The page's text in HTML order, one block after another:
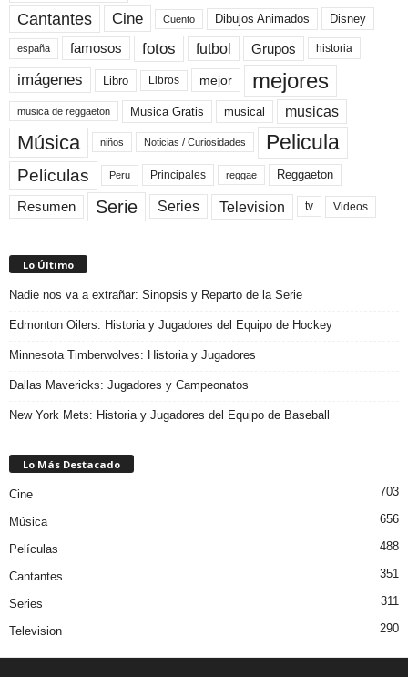
Cantantes Cine Cuento Dibujos Animados Disney
españa famosos fotos futbol Grupos historia
imágenes Libro Libros mejor mejores
musica de reggaeton Musica Gratis musical musicas
Música niños Noticias / Curiosidades Pelicula
Películas Peru Principales reggae Reggaeton
Resumen Serie Series Television tv Videos
Lo Último
Nadie nos va a extrañar: Sinopsis y Reparto de la Serie
Edmonton Oilers: Historia y Jugadores del Equipo de Hockey
Minnesota Timberwolves: Historia y Jugadores
Dallas Mavericks: Jugadores y Campeonatos
New York Mets: Historia y Jugadores del Equipo de Baseball
Lo Más Destacado
Cine 703
Música 656
Películas 488
Cantantes 351
Series 311
Television 290